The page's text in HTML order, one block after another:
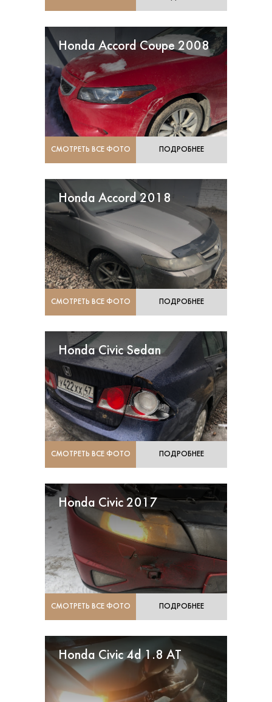
Honda Accord Coupe 2008
СМОТРЕТЬ ВСЕ ФОТО ПОДРОБНЕЕ
Honda Accord 2018
СМОТРЕТЬ ВСЕ ФОТО ПОДРОБНЕЕ
Honda Civic Sedan
СМОТРЕТЬ ВСЕ ФОТО ПОДРОБНЕЕ
Honda Civic 2017
СМОТРЕТЬ ВСЕ ФОТО ПОДРОБНЕЕ
Honda Civic 4d 1.8 AT